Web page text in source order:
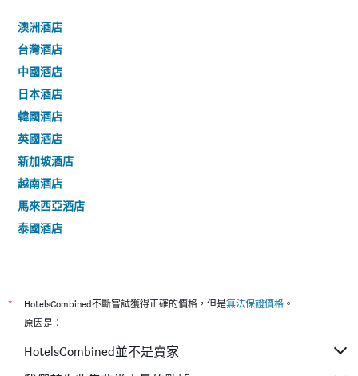
澳洲酒店
台灣酒店
中國酒店
日本酒店
韓國酒店
英國酒店
新加坡酒店
越南酒店
馬來西亞酒店
泰國酒店
* HotelsCombined不斷嘗試獲得正確的價格，但是無法保證價格 。
原因是：
HotelsCombined並不是賣家